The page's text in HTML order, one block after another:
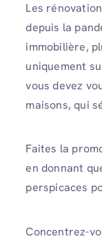
Les
depuis la
immobilière,
uniquement
vous devez
maisons, qui
Faites la
en donnant
perspicaces
Concentrez-